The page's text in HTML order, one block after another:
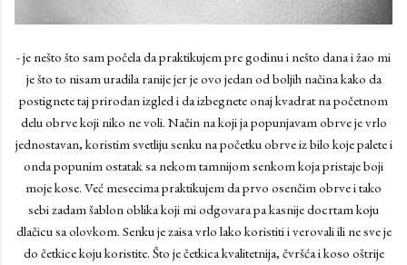
- je nešto što sam počela da praktikujem pre godinu i nešto dana i žao mi
je što to nisam uradila ranije jer je ovo jedan od boljih načina kako da
postignete taj prirodan izgled i da izbegnete onaj kvadrat na početnom
delu obrve koji niko ne voli. Način na koji ja popunjavam obrve je vrlo
jednostavan, koristim svetliju senku na početku obrve iz bilo koje palete i
onda popunim ostatak sa nekom tamnijom senkom koja pristaje boji
moje kose. Već mesecima praktikujem da prvo osenčim obrve i tako
sebi zadam šablon oblika koji mi odgovara pa kasnije docrtam koju
dlačicu sa olovkom. Senku je zaisa vrlo lako koristiti i verovali ili ne sve je
do četkice koju koristite. Što je četkica kvalitetnija, čvršća i koso oštrije